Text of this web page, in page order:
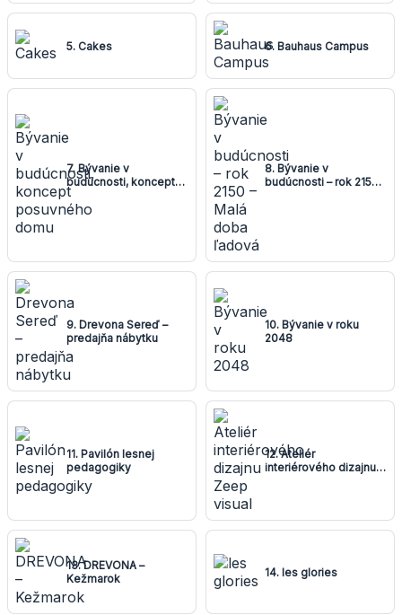
5. Cakes 6. Bauhaus Campus
7. Bývanie v
budúcnosti, koncept
posuvného domu
8. Bývanie v
budúcnosti – rok 2150 –
9. Drevona Sereď –
predajňa nábytku
10. Bývanie v roku
2048
11. Pavilón lesnej
pedagogiky
12. Ateliér
interiérového dizajnu
13. DREVONA –
Kežmarok
14. les glories